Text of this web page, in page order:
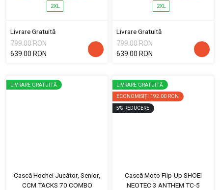
2XL
Livrare Gratuită
799.00 RON
639.00 RON
2XL
Livrare Gratuită
799.00 RON
639.00 RON
LIVRARE GRATUITĂ
Cască Hochei Jucător, Senior,
CCM TACKS 70 COMBO
LIVRARE GRATUITĂ
ECONOMISIȚI 192.00 RON
5% REDUCERE
Cască Moto Flip-Up SHOEI
NEOTEC 3 ANTHEM TC-5